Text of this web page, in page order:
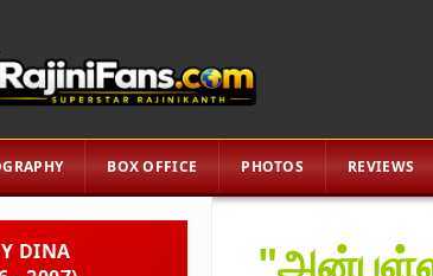
BOX OFFICE PHOTOS REVIEWS
DINA